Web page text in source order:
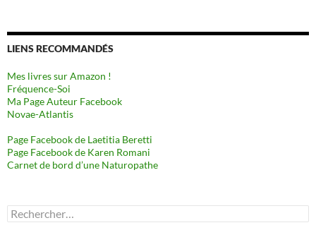
LIENS RECOMMANDÉS
Mes livres sur Amazon !
Fréquence-Soi
Ma Page Auteur Facebook
Novae-Atlantis
Page Facebook de Laetitia Beretti
Page Facebook de Karen Romani
Carnet de bord d’une Naturopathe
Rechercher :